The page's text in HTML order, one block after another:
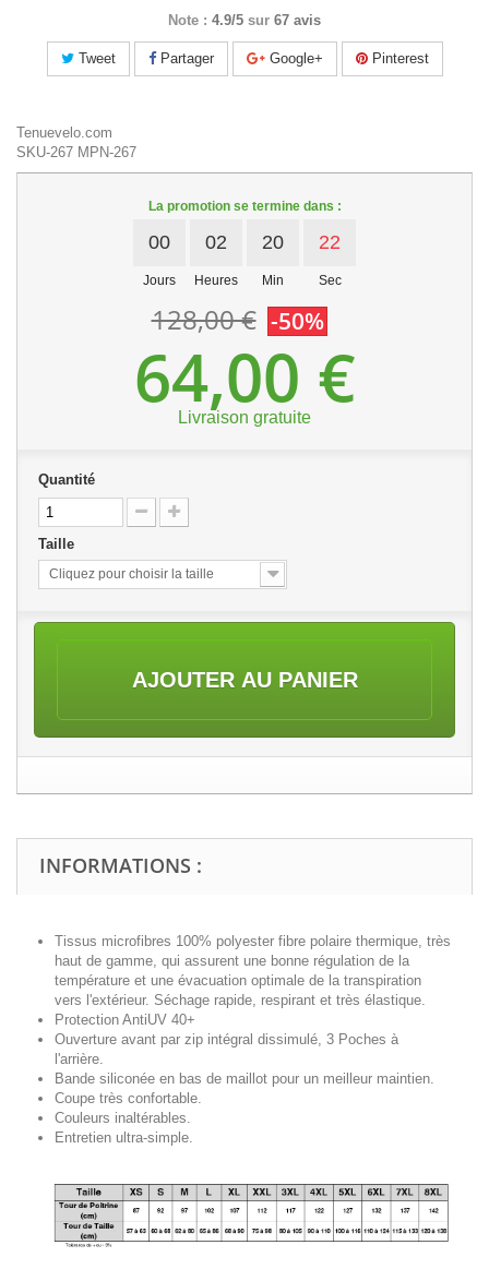
Note : 4.9/5 sur 67 avis
Tweet Partager Google+ Pinterest
Tenuevelo.com
SKU-267 MPN-267
La promotion se termine dans :
00
Jours
02
Heures
20
Min
22
Sec
128,00 € -50%
64,00 €
Livraison gratuite
Quantité
Taille
Cliquez pour choisir la taille
AJOUTER AU PANIER
INFORMATIONS :
Tissus microfibres 100% polyester fibre polaire thermique, très
haut de gamme, qui assurent une bonne régulation de la
température et une évacuation optimale de la transpiration
vers l'extérieur. Séchage rapide, respirant et très élastique.
Protection AntiUV 40+
Ouverture avant par zip intégral dissimulé, 3 Poches à
l'arrière.
Bande siliconée en bas de maillot pour un meilleur maintien.
Coupe très confortable.
Couleurs inaltérables.
Entretien ultra-simple.